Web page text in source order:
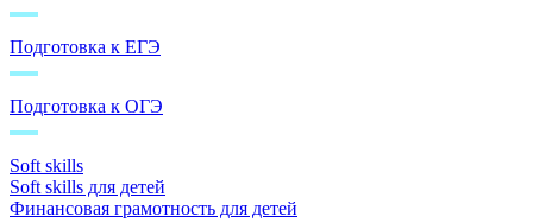
Подготовка к ЕГЭ
Подготовка к ОГЭ
Soft skills
Soft skills для детей
Финансовая грамотность для детей